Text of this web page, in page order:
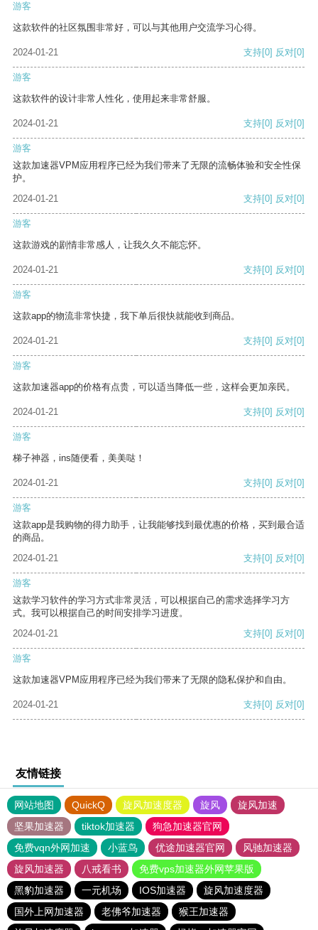
游客
这款软件的社区氛围非常好，可以与其他用户交流学习心得。
2024-01-21 支持[0] 反对[0]
游客
这款软件的设计非常人性化，使用起来非常舒服。
2024-01-21 支持[0] 反对[0]
游客
这款加速器VPM应用程序已经为我们带来了无限的流畅体验和安全性保
护。
2024-01-21
支持[0] 反对[0]
游客
这款游戏的剧情非常感人，让我久久不能忘怀。
2024-01-21 支持[0] 反对[0]
游客
这款app的物流非常快捷，我下单后很快就能收到商品。
2024-01-21 支持[0] 反对[0]
游客
这款加速器app的价格有点贵，可以适当降低一些，这样会更加亲民。
2024-01-21 支持[0] 反对[0]
游客
梯子神器，ins随便看，美美哒！
2024-01-21 支持[0] 反对[0]
游客
这款app是我购物的得力助手，让我能够找到最优惠的价格，买到最合适
的商品。
2024-01-21
支持[0] 反对[0]
游客
这款学习软件的学习方式非常灵活，可以根据自己的需求选择学习方
式。我可以根据自己的时间安排学习进度。
2024-01-21
支持[0] 反对[0]
游客
这款加速器VPM应用程序已经为我们带来了无限的隐私保护和自由。
2024-01-21 支持[0] 反对[0]
友情链接
网站地图 QuickQ 旋风加速度器 旋风
旋风加速
坚果加速器
tiktok加速器
狗急加速器官网
免费vqn外网加速
小蓝鸟 优途加速器官网
风驰加速器
旋风加速器
八戒看书
免费vps加速器外网苹果版
黑豹加速器
一元机场 IOS加速器
旋风加速度器
国外上网加速器
老佛爷加速器
猴王加速器